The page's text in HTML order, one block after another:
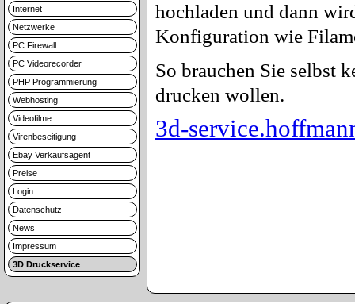
Internet
Netzwerke
PC Firewall
PC Videorecorder
PHP Programmierung
Webhosting
Videofilme
Virenbeseitigung
Ebay Verkaufsagent
Preise
Login
Datenschutz
News
Impressum
3D Druckservice
hochladen und dann
Konfiguration wie
So brauchen Sie selbst
drucken wollen.
3d-